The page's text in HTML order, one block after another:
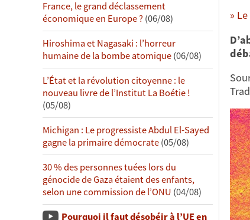
France, le grand déclassement
économique en Europe ?(06/08)
Hiroshima et Nagasaki : l’horreur
humaine de la bombe atomique(06/08)
L’État et la révolution citoyenne : le
nouveau livre de l’Institut La Boétie !
(05/08)
Michigan : Le progressiste Abdul El-Sayed
gagne la primaire démocrate(05/08)
30 % des personnes tuées lors du
génocide de Gaza étaient des enfants,
selon une commission de l’ONU (04/08)
Pourquoi il faut désobéir à l’UE en
»